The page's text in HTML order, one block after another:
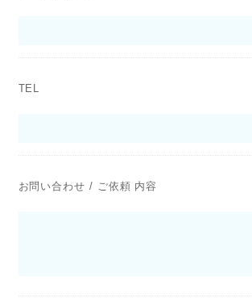
TEL
お問い合わせ / ご依頼 内容